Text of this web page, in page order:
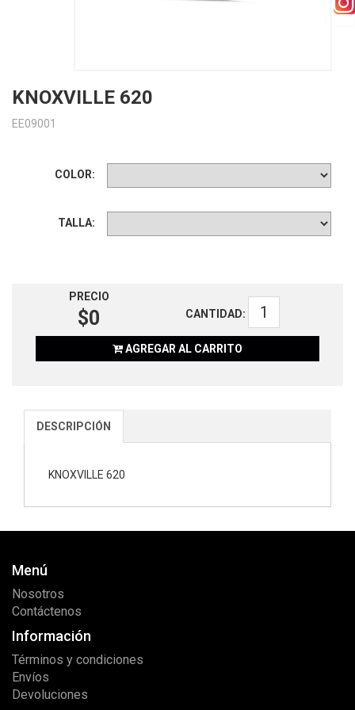
KNOXVILLE 620
EE09001
COLOR:
TALLA:
PRECIO
$0 CANTIDAD:
AGREGAR AL CARRITO
DESCRIPCIÓN
KNOXVILLE 620
Menú
Nosotros
Contáctenos
Información
Términos y condiciones
Envíos
Devoluciones